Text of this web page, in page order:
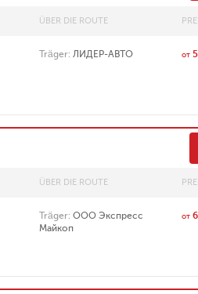
ÜBER DIE ROUTE
Träger: ЛИДЕР-АВТО от
ÜBER DIE ROUTE
Träger: ООО Экспресс
Майкоп
от